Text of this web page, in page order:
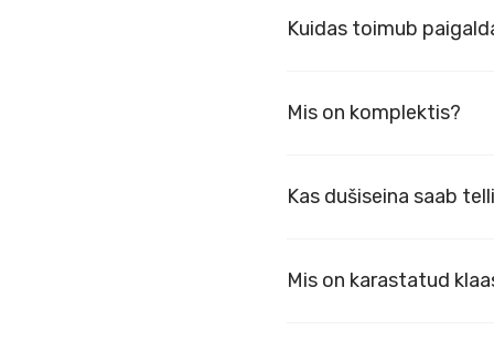
Kuidas toimub
Mis on komplektis?
Kas dušiseina saab
Mis on karastatud